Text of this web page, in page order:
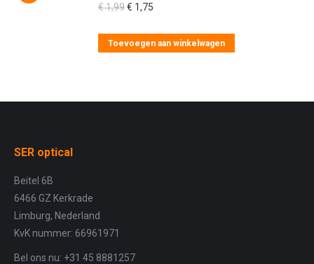
€1,99Oorspronkelijke
was:
€ 1,75
is:
Toevoegen aan winkelwagen
SER optical
Beitel 6B
6466 GZ Kerkrade
Limburg, Nederland
KvK nummer: 66961971
Bel ons nu: +31 45 8881257